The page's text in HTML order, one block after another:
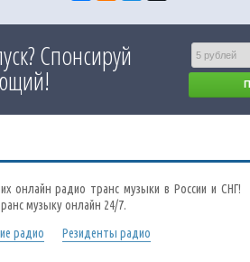
Спонсируй
онлайн радио транс музыки в России и СНГ!
музыку онлайн 24/7.
радио
Резиденты радио